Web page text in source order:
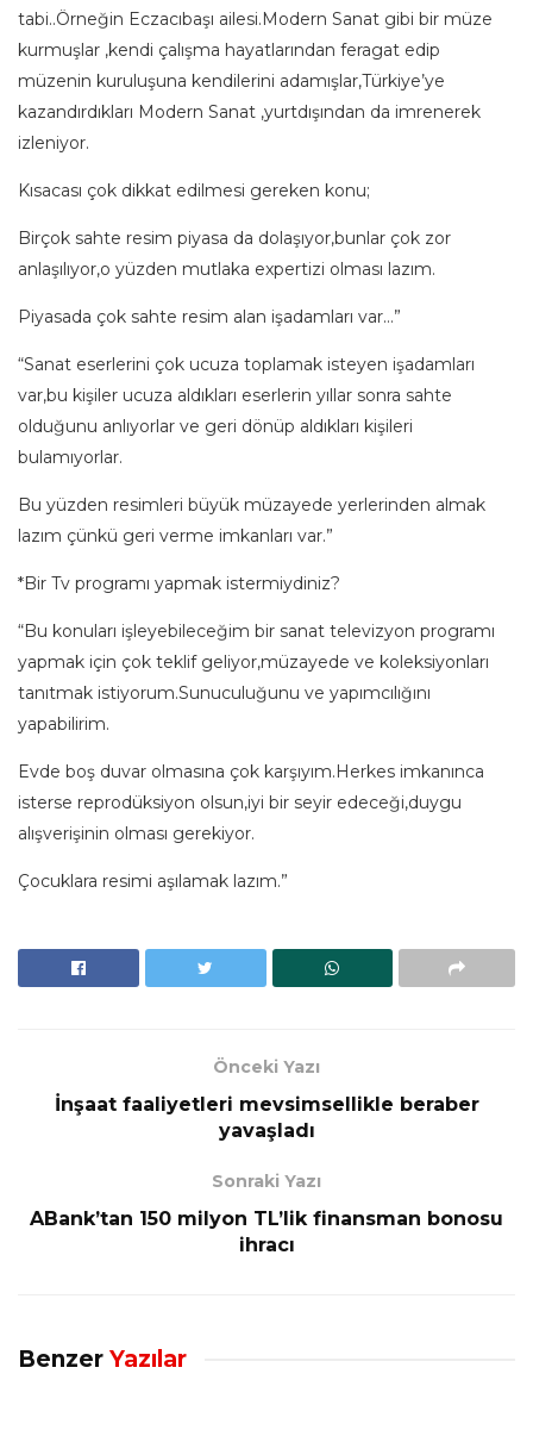
tabi..Örneğin Eczacıbaşı ailesi.Modern Sanat gibi bir müze
kurmuşlar ,kendi çalışma hayatlarından feragat edip
müzenin kuruluşuna kendilerini adamışlar,Türkiye’ye
kazandırdıkları Modern Sanat ,yurtdışından da imrenerek
izleniyor.
Kısacası çok dikkat edilmesi gereken konu;
Birçok sahte resim piyasa da dolaşıyor,bunlar çok zor
anlaşılıyor,o yüzden mutlaka expertizi olması lazım.
Piyasada çok sahte resim alan işadamları var…”
“Sanat eserlerini çok ucuza toplamak isteyen işadamları
var,bu kişiler ucuza aldıkları eserlerin yıllar sonra sahte
olduğunu anlıyorlar ve geri dönüp aldıkları kişileri
bulamıyorlar.
Bu yüzden resimleri büyük müzayede yerlerinden almak
lazım çünkü geri verme imkanları var.”
*Bir Tv programı yapmak istermiydiniz?
“Bu konuları işleyebileceğim bir sanat televizyon programı
yapmak için çok teklif geliyor,müzayede ve koleksiyonları
tanıtmak istiyorum.Sunuculuğunu ve yapımcılığını
yapabilirim.
Evde boş duvar olmasına çok karşıyım.Herkes imkanınca
isterse reprodüksiyon olsun,iyi bir seyir edeceği,duygu
alışverişinin olması gerekiyor.
Çocuklara resimi aşılamak lazım.”
Önceki Yazı
İnşaat faaliyetleri mevsimsellikle beraber
yavaşladı
Sonraki Yazı
ABank’tan 150 milyon TL’lik finansman bonosu
ihracı
Benzer Yazılar